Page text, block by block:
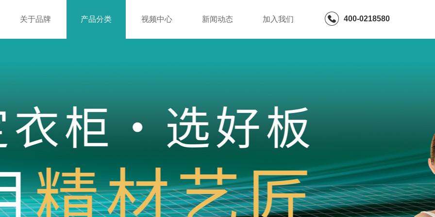
关于品牌 产品分类 视频中心 新闻动态 加入我们 400-0218580